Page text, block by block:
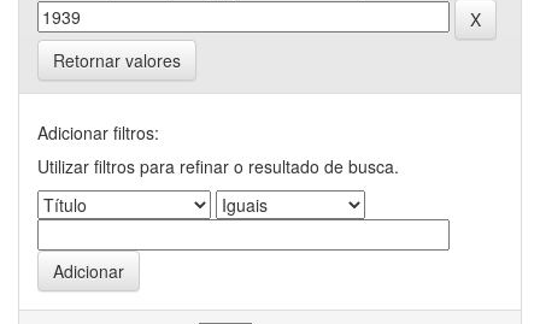
Retornar valores
Adicionar filtros:
Utilizar filtros para refinar o resultado de busca.